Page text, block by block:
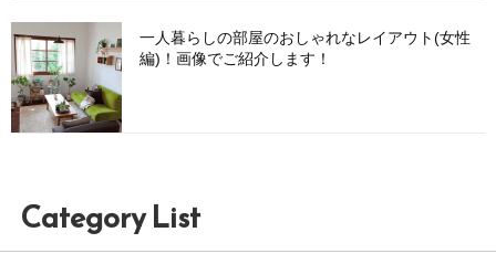
一人暮らしの部屋のおしゃれなレイアウト(女性
編)！画像でご紹介します！
Category List